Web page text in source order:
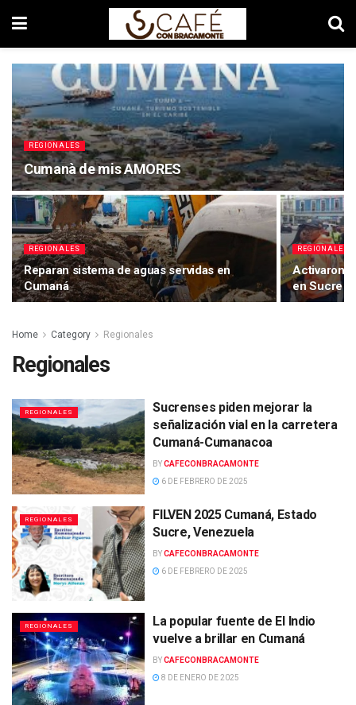
REGIONALES
Cumanà de mis AMORES
REGIONALES
Reparan sistema de aguas servidas en
Cumaná
REGIONALES
Activaron
en Sucre
Home Category Regionales
Regionales
REGIONALES
Sucrenses piden mejorar la
señalización vial en la carretera
Cumaná-Cumanacoa
BYCAFECONBRACAMONTE
6 DE FEBRERO DE 2025
REGIONALES
FILVEN 2025 Cumaná, Estado
Sucre, Venezuela
BYCAFECONBRACAMONTE
6 DE FEBRERO DE 2025
REGIONALES
La popular fuente de El Indio
vuelve a brillar en Cumaná
BYCAFECONBRACAMONTE
8 DE ENERO DE 2025